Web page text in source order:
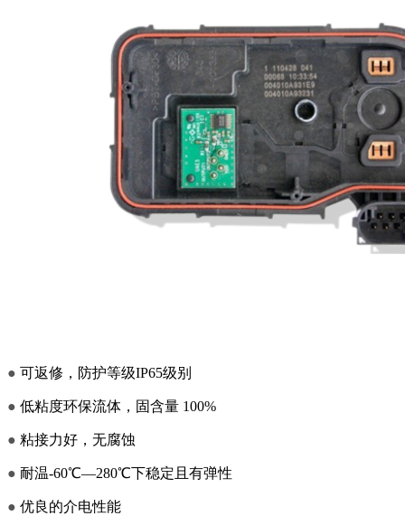
● 可返修，防护等级IP65级别
● 低粘度环保流体，固含量 100%
● 粘接力好，无腐蚀
● 耐温-60℃—280℃下稳定且有弹性
● 优良的介电性能